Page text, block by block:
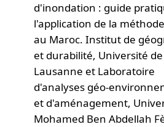
d'inondation : guide
l'application de la
au Maroc. Institut de
et durabilité, Université de
Lausanne et Laboratoire
d'analyses géo-
et d'aménagement,
Mohamed Ben Abdellah